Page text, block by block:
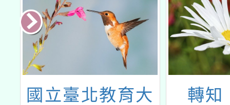
國立臺北教育大
轉知